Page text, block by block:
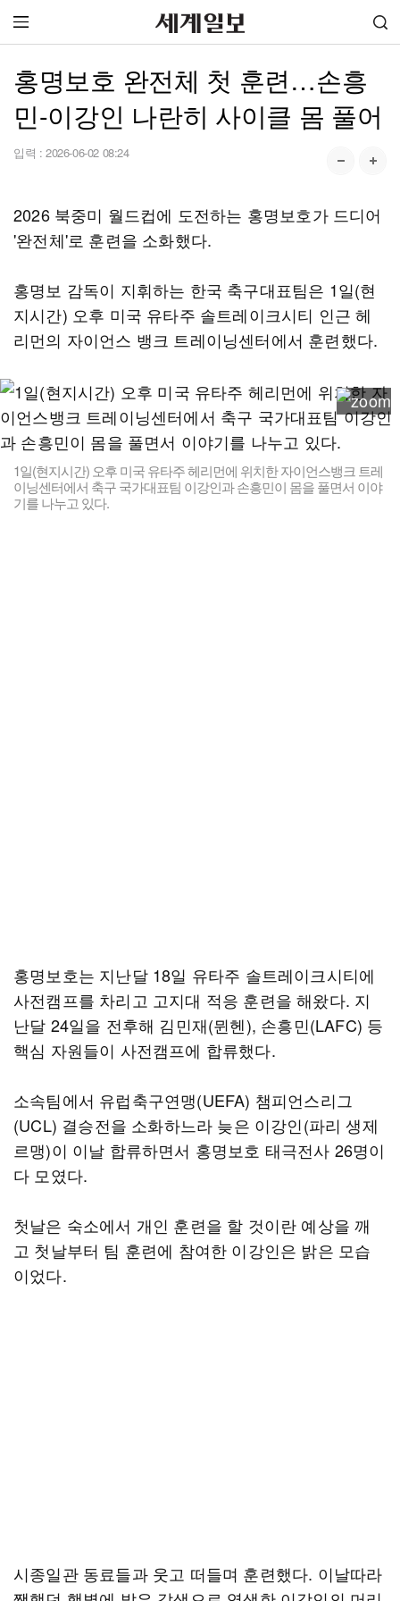
홍명보호 완전체 첫 훈련…손흥
민-이강인 나란히 사이클 몸 풀어
입력 : 2026-06-02 08:24
2026 북중미 월드컵에 도전하는 홍명보호가 드디어
'완전체'로 훈련을 소화했다.
홍명보 감독이 지휘하는 한국 축구대표팀은 1일(현
지시간) 오후 미국 유타주 솔트레이크시티 인근 헤
리먼의 자이언스 뱅크 트레이닝센터에서 훈련했다.
1일(현지시간) 오후 미국 유타주 헤리먼에 위치한 자이언스뱅크 트레
이닝센터에서 축구 국가대표팀 이강인과 손흥민이 몸을 풀면서 이야
기를 나누고 있다.
홍명보호는 지난달 18일 유타주 솔트레이크시티에
사전캠프를 차리고 고지대 적응 훈련을 해왔다. 지
난달 24일을 전후해 김민재(뮌헨), 손흥민(LAFC) 등
핵심 자원들이 사전캠프에 합류했다.
소속팀에서 유럽축구연맹(UEFA) 챔피언스리그
(UCL) 결승전을 소화하느라 늦은 이강인(파리 생제
르맹)이 이날 합류하면서 홍명보호 태극전사 26명이
다 모였다.
첫날은 숙소에서 개인 훈련을 할 것이란 예상을 깨
고 첫날부터 팀 훈련에 참여한 이강인은 밝은 모습
이었다.
시종일관 동료들과 웃고 떠들며 훈련했다. 이날따라